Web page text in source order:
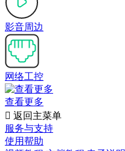
影音周边
网络工控
查看更多
 返回主菜单
服务与支持
使用帮助